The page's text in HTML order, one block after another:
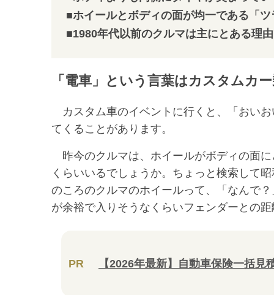
■ホイールとボディの面が均一である「
■1980年代以前のクルマは主にとある理
「電車」という言葉はカスタムカ
カスタム車のイベントに行くと、「おい
てくることがあります。
昨今のクルマは、ホイールがボディの面
くらいいるでしょうか。ちょっと検索して
のころのクルマのホイールって、「なんで
が余裕で入りそうなくらいフェンダーとの
PR 【2026年最新】自動車保険一括